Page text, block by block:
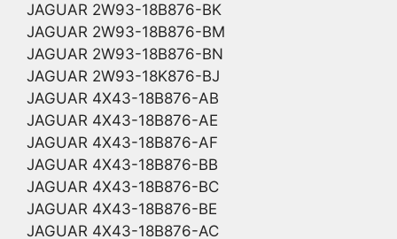
JAGUAR 2W93-18B876-BK
JAGUAR 2W93-18B876-BM
JAGUAR 2W93-18B876-BN
JAGUAR 2W93-18K876-BJ
JAGUAR 4X43-18B876-AB
JAGUAR 4X43-18B876-AE
JAGUAR 4X43-18B876-AF
JAGUAR 4X43-18B876-BB
JAGUAR 4X43-18B876-BC
JAGUAR 4X43-18B876-BE
JAGUAR 4X43-18B876-AC